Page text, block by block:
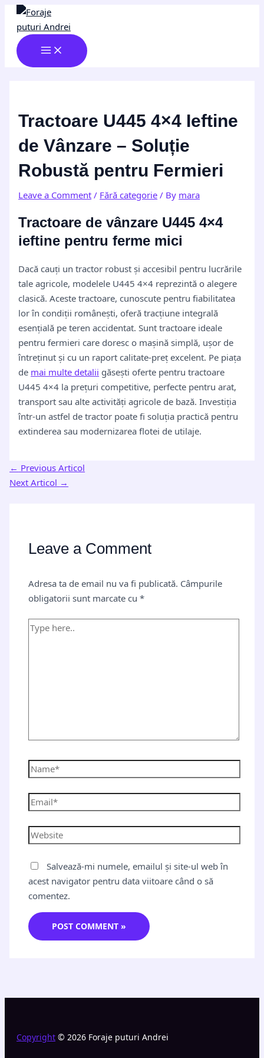
Skip
content
MENU
Tractoare U445 4×4 Ieftine
de Vânzare – Soluție
Robustă pentru Fermieri
Leave a Comment / Fără categorie / By mara
Tractoare de vânzare U445 4×4
ieftine pentru ferme mici
Dacă cauți un tractor robust și accesibil pentru lucrările
tale agricole, modelele U445 4×4 reprezintă o alegere
clasică. Aceste tractoare, cunoscute pentru fiabilitatea
lor în condiții românești, oferă tracțiune integrală
esențială pe teren accidentat. Sunt tractoare ideale
pentru fermieri care doresc o mașină simplă, ușor de
întreținut și cu un raport calitate-preț excelent. Pe piața
de mai multe detalii găsești oferte pentru tractoare
U445 4×4 la prețuri competitive, perfecte pentru arat,
transport sau alte activități agricole de bază. Investiția
într-un astfel de tractor poate fi soluția practică pentru
extinderea sau modernizarea flotei de utilaje.
Post
navigation
← Previous Articol
Next Articol →
Leave a Comment
Adresa ta de email nu va fi publicată. Câmpurile
obligatorii sunt marcate cu*
Type
here..
Name*
Email*
Website
Salvează-mi numele, emailul și site-ul web în
acest navigator pentru data viitoare când o să
comentez.
Copyright © 2026 Foraje puturi Andrei